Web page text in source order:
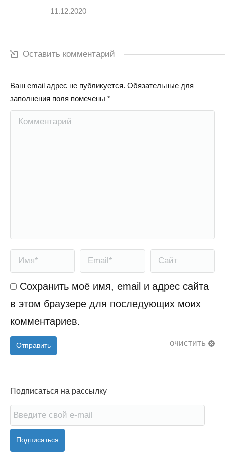
11.12.2020
Оставить комментарий
Ваш email адрес не публикуется. Обязательные для
заполнения поля помечены *
Комментарий
Имя * Email * Сайт
Сохранить моё имя, email и адрес сайта
в этом браузере для последующих моих
комментариев.
очистить
Отправить
Подписаться на рассылку
Подписаться